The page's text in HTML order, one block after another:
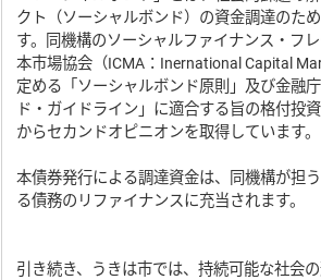
クト（ソーシャルボンド）の資金調達のた
す。同機構のソーシャルファイナンス・フ
本市場協会（ICMA：Inernational Capital
定める「ソーシャルボンド原則」及び金融
ド・ガイドライン」に適合する旨の格付投
からセカンドオピニオンを取得しています。
本債券発行による調達資金は、同機構が担
る債務のリファイナンスに充当されます。
引き続き、うきは市では、持続可能な社会